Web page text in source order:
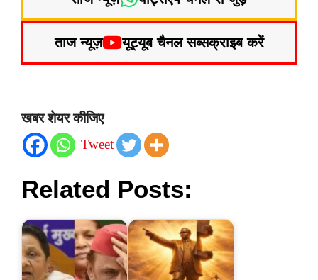
ताज न्यूज़ यूट्यूब चैनल सब्सक्राइब करें
खबर शेयर कीजिए
Tweet
Related Posts: